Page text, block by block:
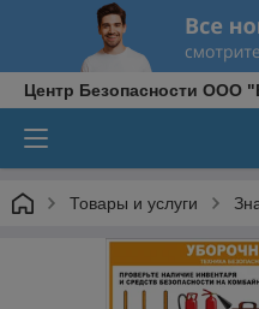
Центр Безопасности ООО
Товары и услуги